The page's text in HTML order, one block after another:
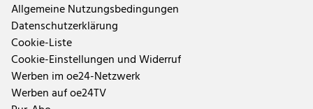
Allgemeine Nutzungsbedingungen
Datenschutzerklärung
Cookie-Liste
Cookie-Einstellungen und Widerruf
Werben im oe24-Netzwerk
Werben auf oe24TV